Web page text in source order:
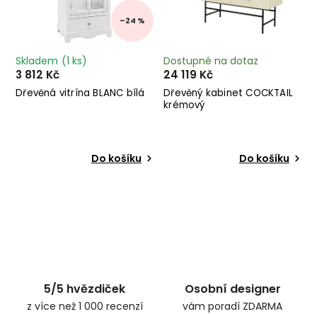
–24 %
Dřevěná vitrína BLANC bílá
Skladem (1 ks)
3 812 Kč
Do košíku
Dřevěný kabinet COCKTAIL
krémový
Dostupné na dotaz
24 119 Kč
Do košíku
5/5 hvězdiček
z více než 1 000 recenzí
Osobní designer
vám poradí ZDARMA